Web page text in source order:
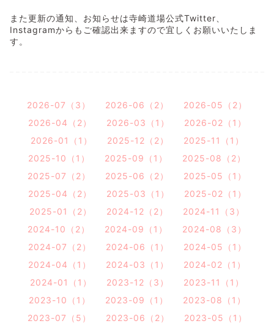
また更新の通知、お知らせは寺崎道場公式Twitter、
Instagramからもご確認出来ますので宜しくお願いいたしま
す。
2026-07（3） 2026-06（2）
2026-05（2）
2026-04（2）
2026-03（1）
2026-02（1）
2026-01（1）
2025-12（2）
2025-11（1）
2025-10（1）
2025-09（1）
2025-08（2）
2025-07（2）
2025-06（2）
2025-05（1）
2025-04（2）
2025-03（1）
2025-02（1）
2025-01（2）
2024-12（2）
2024-11（3）
2024-10（2）
2024-09（1）
2024-08（3）
2024-07（2）
2024-06（1）
2024-05（1）
2024-04（1）
2024-03（1）
2024-02（1）
2024-01（1）
2023-12（3）
2023-11（1）
2023-10（1）
2023-09（1）
2023-08（1）
2023-07（5）
2023-06（2）
2023-05（1）